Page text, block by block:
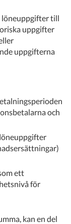
löneuppgifter till
uppgifter
uppgifterna
och
ett
för
kan en del